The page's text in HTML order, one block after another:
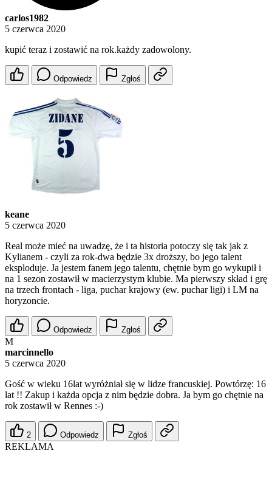
carlos1982
5 czerwca 2020
kupić teraz i zostawić na rok.każdy zadowolony.
Odpowiedz Zgłoś
keane
5 czerwca 2020
Real może mieć na uwadzę, że i ta historia potoczy się tak jak z
Kylianem - czyli za rok-dwa będzie 3x droższy, bo jego talent
eksploduje. Ja jestem fanem jego talentu, chętnie bym go wykupił i
na 1 sezon zostawił w macierzystym klubie. Ma pierwszy skład i grę
na trzech frontach - liga, puchar krajowy (ew. puchar ligi) i LM na
horyzoncie.
Odpowiedz Zgłoś
M
marcinnello
5 czerwca 2020
Gość w wieku 16lat wyróżniał się w lidze francuskiej. Powtórzę: 16
lat !! Zakup i każda opcja z nim będzie dobra. Ja bym go chętnie na
rok zostawił w Rennes :-)
2 Odpowiedz Zgłoś
REKLAMA